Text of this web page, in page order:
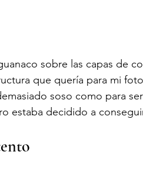
sobre las capas de
que quería para mi
soso como para
estaba decidido a